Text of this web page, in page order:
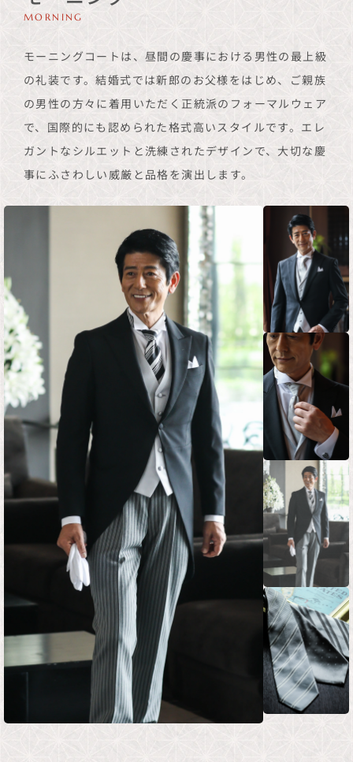
MORNING
モーニングコートは、昼間の慶事における男性の最上級
の礼装です。結婚式では新郎のお父様をはじめ、ご親族
の男性の方々に着用いただく正統派のフォーマルウェア
で、国際的にも認められた格式高いスタイルです。エレ
ガントなシルエットと洗練されたデザインで、大切な慶
事にふさわしい威厳と品格を演出します。